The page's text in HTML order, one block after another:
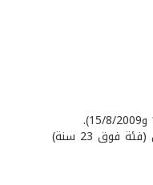
شارك في البطولة التي نظمها الاتحاد اللبناني للعبة، ستة أندية منتسبة الى الاتحاد. وفي التصنيف النهائي، حقّق العسكريون (فئة فوق 23 سنة)